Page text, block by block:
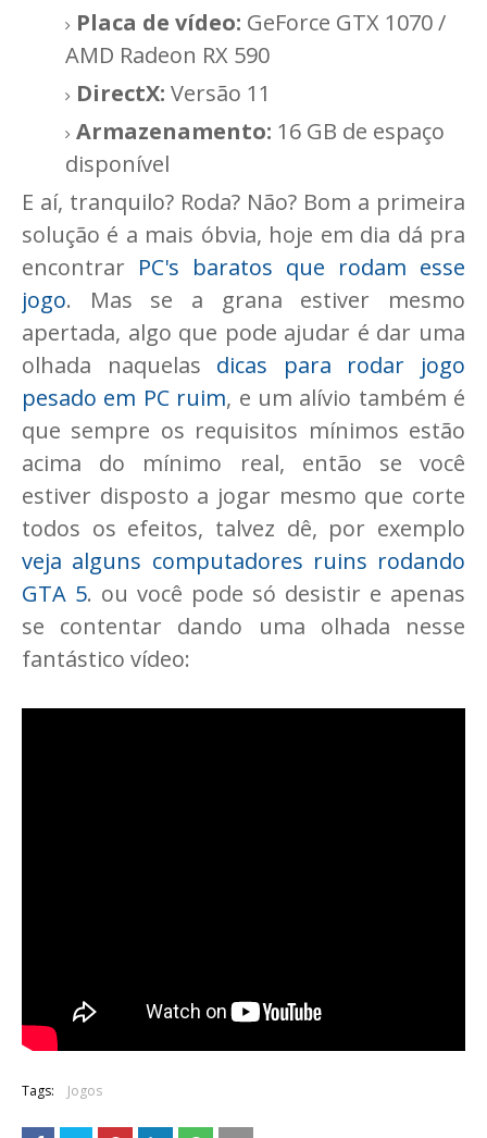
Placa de vídeo: GeForce GTX 1070 /
AMD Radeon RX 590
DirectX: Versão 11
Armazenamento: 16 GB de espaço
disponível
E aí, tranquilo? Roda? Não? Bom a primeira
solução é a mais óbvia, hoje em dia dá pra
encontrar PC's baratos que rodam esse
jogo. Mas se a grana estiver mesmo
apertada, algo que pode ajudar é dar uma
olhada naquelas dicas para rodar jogo
pesado em PC ruim, e um alívio também é
que sempre os requisitos mínimos estão
acima do mínimo real, então se você
estiver disposto a jogar mesmo que corte
todos os efeitos, talvez dê, por exemplo
veja alguns computadores ruins rodando
GTA 5. ou você pode só desistir e apenas
se contentar dando uma olhada nesse
fantástico vídeo:
Tags: Jogos